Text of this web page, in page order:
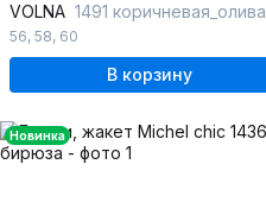
VOLNA 1491 коричневая_олива
56, 58, 60
В корзину
Новинка